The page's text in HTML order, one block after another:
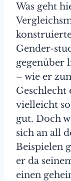
Was geht
Gender-
gegenüber
– wie er
Geschlecht
vielleicht
gut. Doch
sich an all
Beispielen
er da
einen